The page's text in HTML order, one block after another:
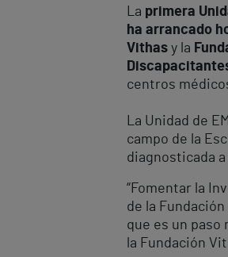
La primera
ha arrancado
Vithas y la
centros
La Unidad de
campo de la
diagnosticada a
“Fomentar la
de la
que es un
la Fundación